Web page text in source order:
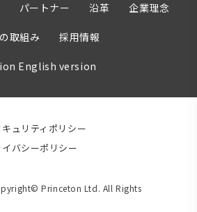
パートナー 沿革 企業理念
取組み 採用情報
English version
ュリティポリシー
イバシーポリシー
Princeton Ltd. All Rights